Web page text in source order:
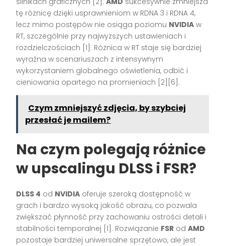
tę różnicę dzięki usprawnieniom w RDNA 3 i RDNA 4,
lecz mimo postępów nie osiąga poziomu NVIDIA w
RT, szczególnie przy najwyższych ustawieniach i
rozdzielczościach [1]. Różnica w RT staje się bardziej
wyraźna w scenariuszach z intensywnym
wykorzystaniem globalnego oświetlenia, odbić i
cieniowania opartego na promieniach [2][6].
Czym zmniejszyć zdjęcia, by szybciej
przesłać je mailem?
Na czym polegają różnice
w upscalingu DLSS i FSR?
DLSS 4 od NVIDIA oferuje szeroką dostępność w
grach i bardzo wysoką jakość obrazu, co pozwala
zwiększać płynność przy zachowaniu ostrości detali i
stabilności temporalnej [1]. Rozwiązanie FSR odAMD
pozostaje bardziej uniwersalne sprzętowo, ale jest